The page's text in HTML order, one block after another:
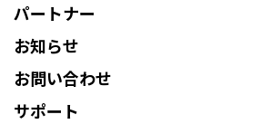
パートナー
お知らせ
お問い合わせ
サポート